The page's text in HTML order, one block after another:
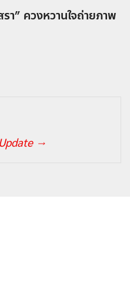
า” ควงหวานใจถ่ายภาพ
→